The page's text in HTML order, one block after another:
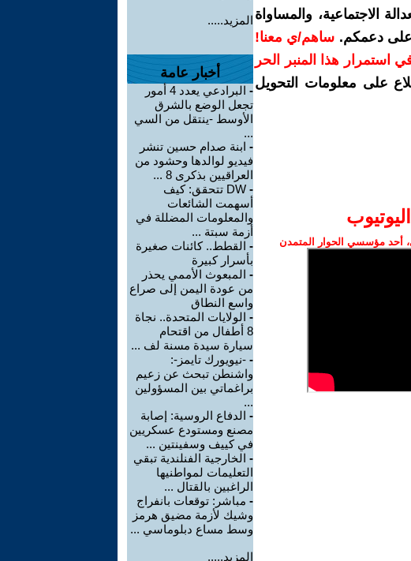
الاجتماعية، والمساواة
على دعمكم. ساهم/ي معنا!
في استمرار هذا المنبر الحر
على معلومات التحويل
أحد مؤسسي الحوار المتمدن
المزيد.....
أخبار عامة
-
البرادعي يعدد 4 أمور
تجعل الوضع بالشرق
الأوسط -ينتقل من السي
...
- ابنة صدام حسين تنشر
فيديو لوالدها وحشود من
العراقيين بذكرى 8 ...
-
DW تتحقق: كيف
أسهمت الشائعات
والمعلومات المضللة في
أزمة سبتة ...
- القطط.. كائنات صغيرة
بأسرار كبيرة
- المبعوث الأممي يحذر
من عودة اليمن إلى صراع
واسع النطاق
- الولايات المتحدة.. نجاة
8 أطفال من اقتحام
سيارة سيدة مسنة لف ...
- -نيويورك تايمز-:
واشنطن تبحث عن زعيم
براغماتي بين المسؤولين
...
- الدفاع الروسية: إصابة
مصنع ومستودع عسكريين
في كييف وسفينتين ...
- الخارجية الفنلندية تبقي
التعليمات لمواطنيها
الراغبين بالقتال ...
- مباشر: توقعات بانفراج
وشيك لأزمة مضيق هرمز
وسط مساع دبلوماسي ...
المزيد.....